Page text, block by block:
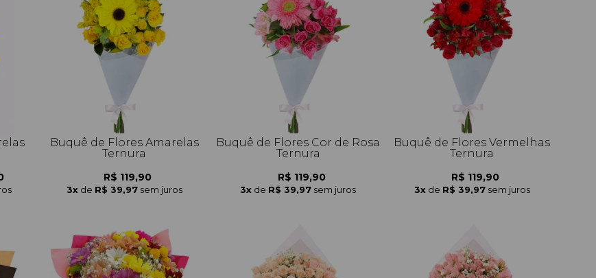
Buquê de Flores Amarelas
Ternura
R$ 119,90
3x de R$ 39,97 sem juros
Buquê de Flores Cor de Rosa
Ternura
R$ 119,90
3x de R$ 39,97 sem juros
Buquê de Flores Vermelhas
Ternura
R$ 119,90
3x de R$ 39,97 sem juros